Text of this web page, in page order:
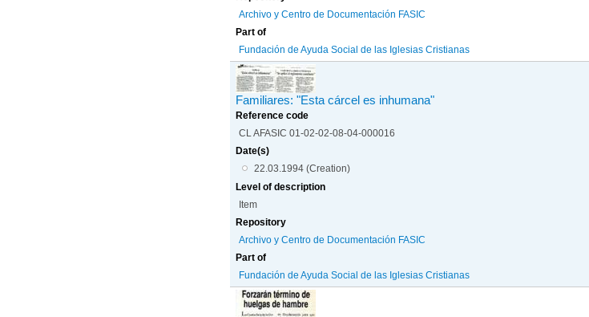
Archivo y Centro de Documentación FASIC
Part of
Fundación de Ayuda Social de las Iglesias Cristianas
Familiares: "Esta cárcel es inhumana"
Reference code
CL AFASIC 01-02-02-08-04-000016
Date(s)
22.03.1994 (Creation)
Level of description
Item
Repository
Archivo y Centro de Documentación FASIC
Part of
Fundación de Ayuda Social de las Iglesias Cristianas